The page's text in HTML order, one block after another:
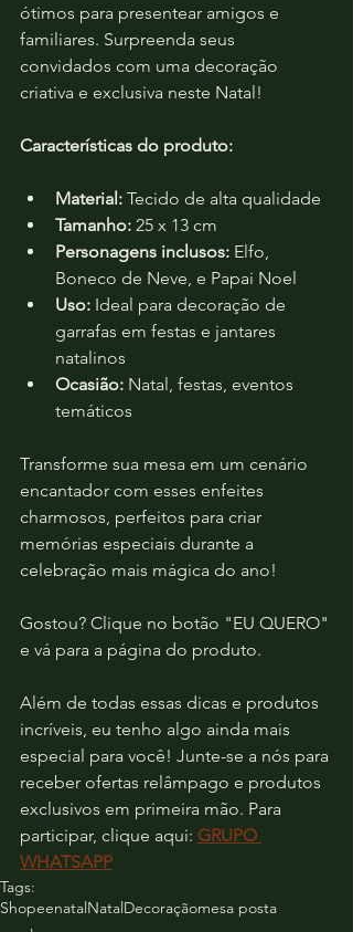
ótimos para presentear amigos e
familiares. Surpreenda seus
convidados com uma decoração
criativa e exclusiva neste Natal!
Características do produto:
Material: Tecido de alta qualidade
Tamanho: 25 x 13 cm
Personagens inclusos: Elfo,
Boneco de Neve, e Papai Noel
Uso: Ideal para decoração de
garrafas em festas e jantares
natalinos
Ocasião: Natal, festas, eventos
temáticos
Transforme sua mesa em um cenário
encantador com esses enfeites
charmosos, perfeitos para criar
memórias especiais durante a
celebração mais mágica do ano!
Gostou? Clique no botão "EU QUERO"
e vá para a página do produto.
Além de todas essas dicas e produtos
incríveis, eu tenho algo ainda mais
especial para você! Junte-se a nós para
receber ofertas relâmpago e produtos
exclusivos em primeira mão. Para
participar, clique aqui: GRUPO
WHATSAPP
Tags:
ShopeenatalNatalDecoraçãomesa posta